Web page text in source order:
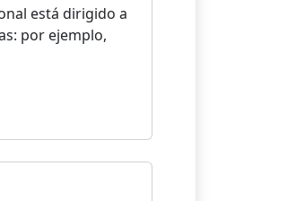
está dirigido a
por ejemplo,